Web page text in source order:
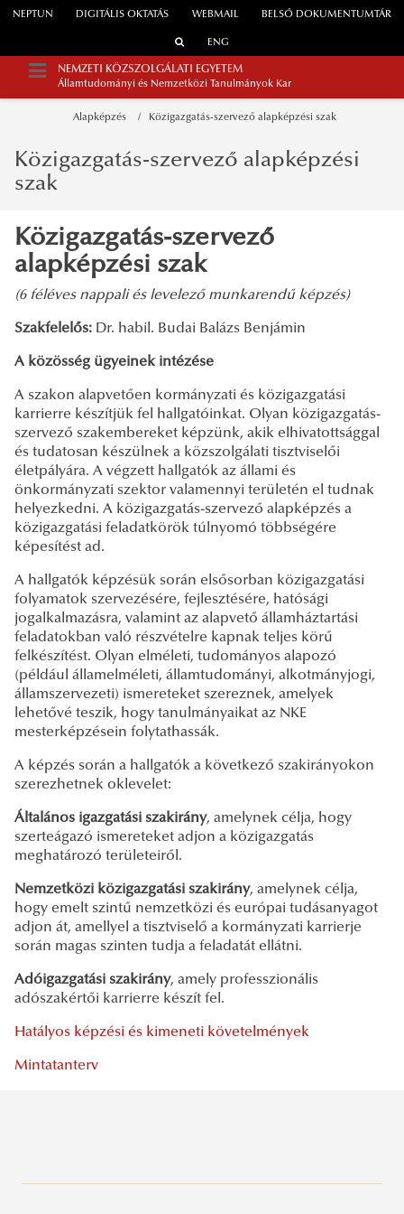
WEBMAIL
NEPTUN DIGITÁLIS OKTATÁS BELSŐ DOKUMENTUMTÁR
ENG
NEMZETI KÖZSZOLGÁLATI EGYETEM
Államtudományi és Nemzetközi Tanulmányok Kar
Alapképzés Közigazgatás-szervező alapképzési szak
Közigazgatás-szervező alapképzési
szak
Közigazgatás-szervező
alapképzési szak
(6 féléves nappali és levelező munkarendű képzés)
Szakfelelős: Dr. habil. Budai Balázs Benjámin
A közösség ügyeinek intézése
A szakon alapvetően kormányzati és közigazgatási
karrierre készítjük fel hallgatóinkat. Olyan közigazgatás-
szervező szakembereket képzünk, akik elhivatottsággal
és tudatosan készülnek a közszolgálati tisztviselői
életpályára. A végzett hallgatók az állami és
önkormányzati szektor valamennyi területén el tudnak
helyezkedni. A közigazgatás-szervező alapképzés a
közigazgatási feladatkörök túlnyomó többségére
képesítést ad.
A hallgatók képzésük során elsősorban közigazgatási
folyamatok szervezésére, fejlesztésére, hatósági
jogalkalmazásra, valamint az alapvető államháztartási
feladatokban való részvételre kapnak teljes körű
felkészítést. Olyan elméleti, tudományos alapozó
(például államelméleti, államtudományi, alkotmányjogi,
államszervezeti) ismereteket szereznek, amelyek
lehetővé teszik, hogy tanulmányaikat az NKE
mesterképzésein folytathassák.
A képzés során a hallgatók a következő szakirányokon
szerezhetnek oklevelet:
Általános igazgatási szakirány, amelynek célja, hogy
szerteágazó ismereteket adjon a közigazgatás
meghatározó területeiről.
Nemzetközi közigazgatási szakirány, amelynek célja,
hogy emelt szintű nemzetközi és európai tudásanyagot
adjon át, amellyel a tisztviselő a kormányzati karrierje
során magas szinten tudja a feladatát ellátni.
Adóigazgatási szakirány, amely professzionális
adószakértői karrierre készít fel.
Hatályos képzési és kimeneti követelmények
Mintatanterv